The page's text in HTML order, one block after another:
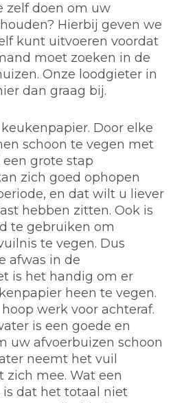
zelf doen om uw
Hierbij geven we
kunt uitvoeren voordat
moet zoeken in de
Onze loodgieter in
dan graag bij.
Door elke
schoon te vegen met
grote stap
zich goed ophopen
en dat wilt u liever
hebben zitten. Ook is
te gebruiken om
te vegen. Dus
afwas in de
is het handig om er
heen te vegen.
werk voor achteraf.
is een goede en
uw afvoerbuizen schoon
neemt het vuil
mee. Wat een
dat het totaal niet